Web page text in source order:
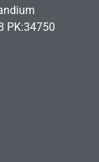
PK:34750